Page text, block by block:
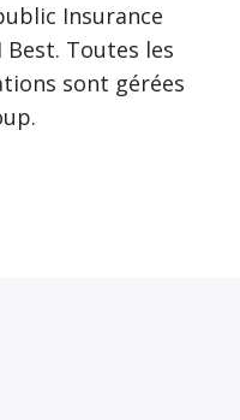
Insurance
Best. Toutes les
sont gérées